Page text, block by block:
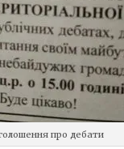
про дебати